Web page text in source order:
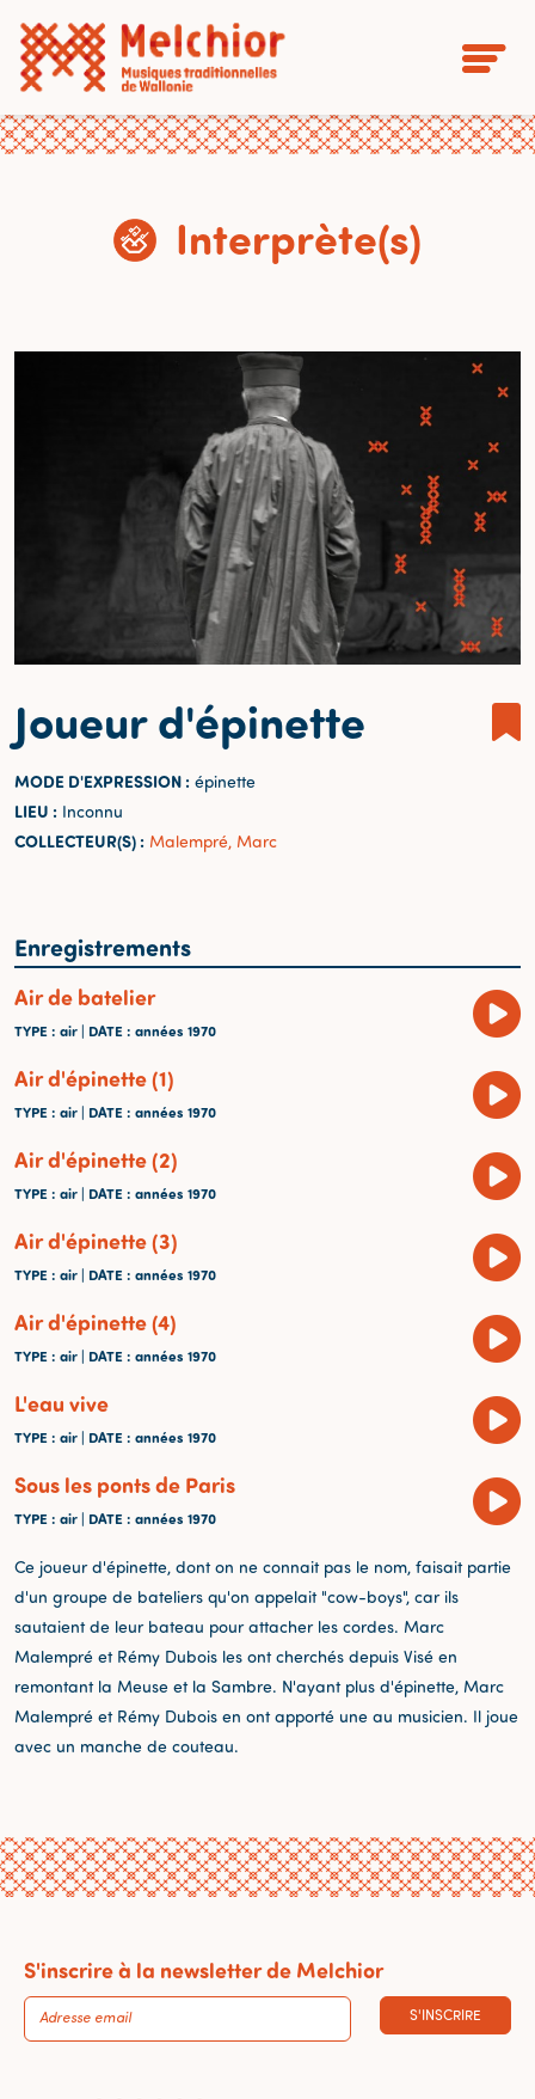
Interprète(s)
Joueur d'épinette
MODE D'EXPRESSION : épinette
LIEU : Inconnu
COLLECTEUR(S) : Malempré, Marc
Enregistrements
Air de batelier
TYPE : air | DATE : années 1970
Air d'épinette (1)
TYPE : air | DATE : années 1970
Air d'épinette (2)
TYPE : air | DATE : années 1970
Air d'épinette (3)
TYPE : air | DATE : années 1970
Air d'épinette (4)
TYPE : air | DATE : années 1970
L'eau vive
TYPE : air | DATE : années 1970
Sous les ponts de Paris
TYPE : air | DATE : années 1970
Ce joueur d'épinette, dont on ne connait pas le nom, faisait partie
d'un groupe de bateliers qu'on appelait "cow-boys", car ils
sautaient de leur bateau pour attacher les cordes. Marc
Malempré et Rémy Dubois les ont cherchés depuis Visé en
remontant la Meuse et la Sambre. N'ayant plus d'épinette, Marc
Malempré et Rémy Dubois en ont apporté une au musicien. Il joue
avec un manche de couteau.
S'inscrire à la newsletter de Melchior
S'INSCRIRE